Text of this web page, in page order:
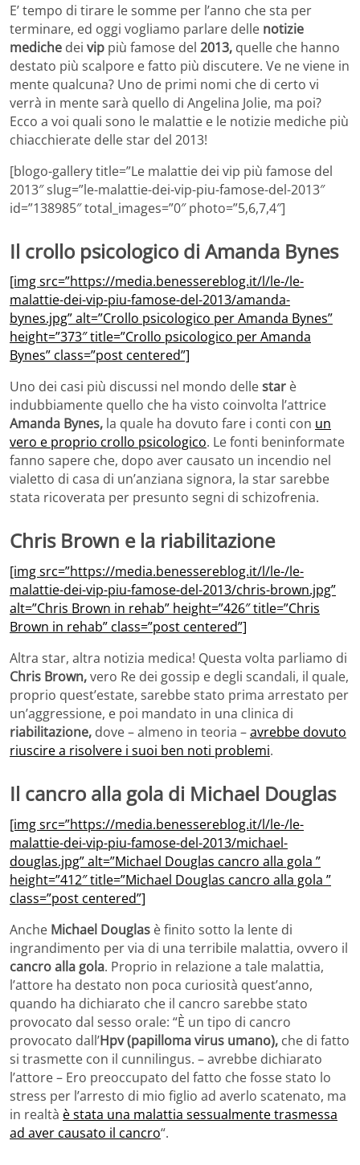
E’ tempo di tirare le somme per l’anno che sta per
terminare, ed oggi vogliamo parlare delle notizie
mediche dei vip più famose del 2013, quelle che hanno
destato più scalpore e fatto più discutere. Ve ne viene in
mente qualcuna? Uno de primi nomi che di certo vi
verrà in mente sarà quello di Angelina Jolie, ma poi?
Ecco a voi quali sono le malattie e le notizie mediche più
chiacchierate delle star del 2013!
[blogo-gallery title=”Le malattie dei vip più famose del
2013″ slug=”le-malattie-dei-vip-piu-famose-del-2013″
id=”138985″ total_images=”0″ photo=”5,6,7,4″]
Il crollo psicologico di Amanda Bynes
[img src=”https://media.benessereblog.it/l/le-/le-
malattie-dei-vip-piu-famose-del-2013/amanda-
bynes.jpg” alt=”Crollo psicologico per Amanda Bynes”
height=”373″ title=”Crollo psicologico per Amanda
Bynes” class=”post centered”]
Uno dei casi più discussi nel mondo dellestar è
indubbiamente quello che ha visto coinvolta l’attrice
Amanda Bynes, la quale ha dovuto fare i conti con un
vero e proprio crollo psicologico. Le fonti beninformate
fanno sapere che, dopo aver causato un incendio nel
vialetto di casa di un’anziana signora, la star sarebbe
stata ricoverata per presunto segni di schizofrenia.
Chris Brown e la riabilitazione
[img src=”https://media.benessereblog.it/l/le-/le-
malattie-dei-vip-piu-famose-del-2013/chris-brown.jpg”
alt=”Chris Brown in rehab” height=”426″ title=”Chris
Brown in rehab” class=”post centered”]
Altra star, altra notizia medica! Questa volta parliamo di
Chris Brown,vero Re dei gossip e degli scandali, il quale,
proprio quest’estate, sarebbe stato prima arrestato per
un’aggressione, e poi mandato in una clinica di
riabilitazione, dove – almeno in teoria –avrebbe dovuto
riuscire a risolvere i suoi ben noti problemi.
Il cancro alla gola di Michael Douglas
[img src=”https://media.benessereblog.it/l/le-/le-
malattie-dei-vip-piu-famose-del-2013/michael-
douglas.jpg” alt=”Michael Douglas cancro alla gola ”
height=”412″ title=”Michael Douglas cancro alla gola ”
class=”post centered”]
Anche Michael Douglas è finito sotto la lente di
ingrandimento per via di una terribile malattia, ovvero il
cancro alla gola. Proprio in relazione a tale malattia,
l’attore ha destato non poca curiosità quest’anno,
quando ha dichiarato che il cancro sarebbe stato
provocato dal sesso orale: “È un tipo di cancro
provocato dall’Hpv (papilloma virus umano), che di fatto
si trasmette con il cunnilingus. – avrebbe dichiarato
l’attore – Ero preoccupato del fatto che fosse stato lo
stress per l’arresto di mio figlio ad averlo scatenato, ma
in realtà è stata una malattia sessualmente trasmessa
ad aver causato il cancro“.